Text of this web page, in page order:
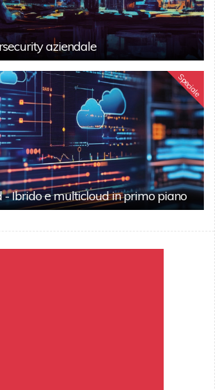
aziendale
Speciale
- Ibrido e multicloud in primo piano